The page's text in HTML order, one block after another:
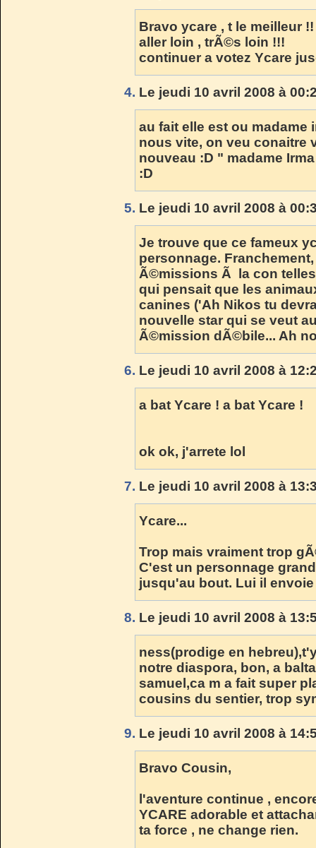
Bravo ycare , t le meilleur
aller loin , trÃ©s loin !!!
continuer a votez Ycare
4. Le jeudi 10 avril 2008 à
au fait elle est ou madame
nous vite, on veu conaitre
nouveau :D " madame
:D
5. Le jeudi 10 avril 2008 à
Je trouve que ce fameux
personnage.
Ã©missions Ã la con
qui pensait que les
canines ('Ah Nikos tu
nouvelle star qui se veut
Ã©mission dÃ©bile... Ah
6. Le jeudi 10 avril 2008 à
a bat Ycare ! a bat Ycare !
ok ok, j'arrete lol
7. Le jeudi 10 avril 2008 à
Ycare...
Trop mais vraiment trop
C'est un personnage
jusqu'au bout. Lui il envoie
8. Le jeudi 10 avril 2008 à
ness(prodige en
notre diaspora, bon, a
samuel,ca m a fait super
cousins du sentier, trop
9. Le jeudi 10 avril 2008 à
Bravo Cousin,
l'aventure continue ,
YCARE adorable et
ta force , ne change rien.